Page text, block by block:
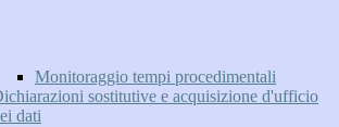
Monitoraggio tempi procedimentali
sostitutive e acquisizione d'ufficio
dati